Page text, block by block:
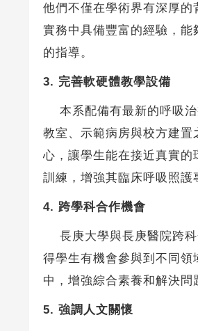
他們不僅在學術界有深厚的
實務中具備豐富的經驗，能
的指導。
3. 完善軟硬體教學設備
本系配備有最新的呼吸治
教室、示範病房與校方建置
心，讓學生能在接近真實的
訓練，增強其臨床呼吸照護
4. 跨學科合作機會
長庚大學與長庚醫院跨科
得學生有機會參與到不同領
中，增強綜合素養和解決問
5. 強調人文關懷